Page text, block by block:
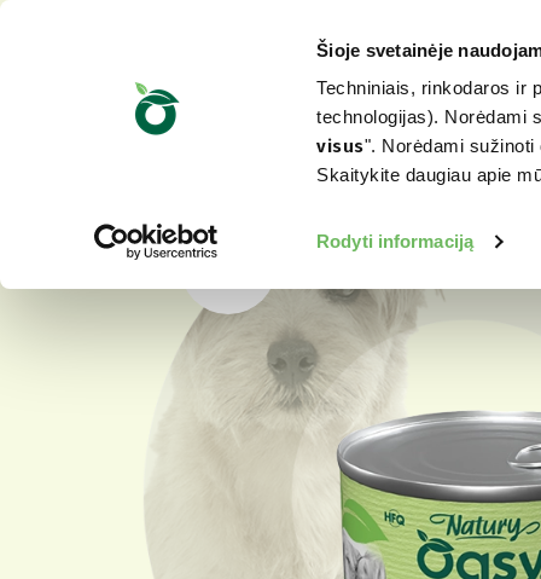
Šioje svetainėje
Techniniais, rinkodaros ir
technologijas). Norėdami
visus". Norėdami
Skaitykite daugiau apie
Rodyti informaciją